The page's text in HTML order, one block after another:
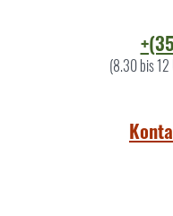
(8.30 bis